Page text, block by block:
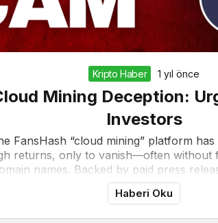
Kripto Haber 1 yıl önce
Mining Deception:
Investors
FansHash “cloud mining” platform
returns, only to vanish—often
names. Backed by paid press
Haberi Oku